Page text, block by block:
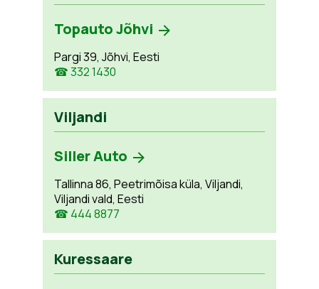
Topauto Jõhvi
Pargi 39, Jõhvi, Eesti
☎ 332 1430
Viljandi
Siller Auto
Tallinna 86, Peetrimõisa küla, Viljandi,
Viljandi vald, Eesti
☎ 444 8877
Kuressaare